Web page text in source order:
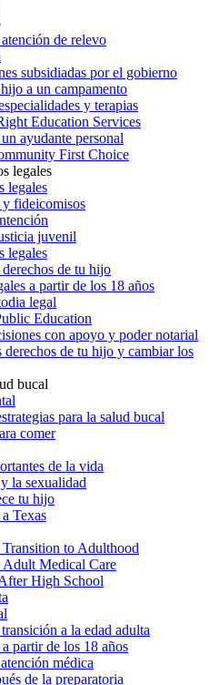
de relevo
subsidiadas por el gobierno
a un campamento
y terapias
Education Services
ayudante personal
First Choice
legales
legales
y fideicomisos
juvenil
legales
de tu hijo
a partir de los 18 años
legal
Education
con apoyo y poder notarial
derechos de tu hijo y cambiar los
bucal
para la salud bucal
comer
de la vida
la sexualidad
tu hijo
Texas
to Adulthood
Adult Medical Care
High School
a la edad adulta
partir de los 18 años
médica
de la preparatoria